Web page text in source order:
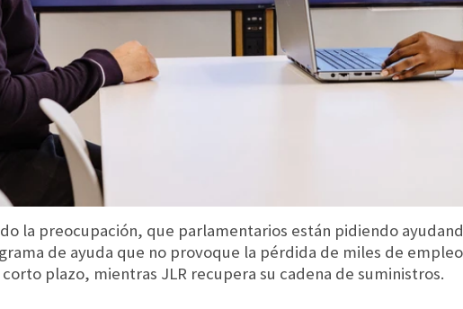
la preocupación, que parlamentarios están pidiendo
de ayuda que no provoque la pérdida de miles de
plazo, mientras JLR recupera su cadena de suministros.